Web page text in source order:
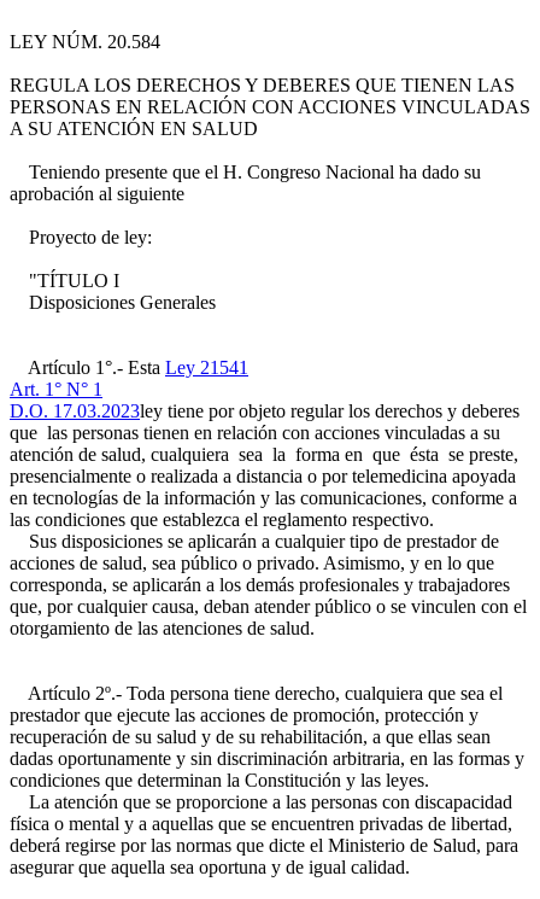
LEY NÚM. 20.584
REGULA LOS DERECHOS Y DEBERES QUE TIENEN LAS
PERSONAS EN RELACIÓN CON ACCIONES VINCULADAS
A SU ATENCIÓN EN SALUD
Teniendo presente que el H. Congreso Nacional ha dado su
aprobación al siguiente
Proyecto de ley:
"TÍTULO I
Disposiciones Generales
Artículo 1°.- Esta Ley 21541
Art. 1° N° 1
D.O. 17.03.2023ley tiene por objeto regular los derechos y deberes
que las personas tienen en relación con acciones vinculadas a su
atención de salud, cualquiera sea la forma en que ésta se preste,
presencialmente o realizada a distancia o por telemedicina apoyada
en tecnologías de la información y las comunicaciones, conforme a
las condiciones que establezca el reglamento respectivo.
Sus disposiciones se aplicarán a cualquier tipo de prestador de
acciones de salud, sea público o privado. Asimismo, y en lo que
corresponda, se aplicarán a los demás profesionales y trabajadores
que, por cualquier causa, deban atender público o se vinculen con el
otorgamiento de las atenciones de salud.
Artículo 2º.- Toda persona tiene derecho, cualquiera que sea el
prestador que ejecute las acciones de promoción, protección y
recuperación de su salud y de su rehabilitación, a que ellas sean
dadas oportunamente y sin discriminación arbitraria, en las formas y
condiciones que determinan la Constitución y las leyes.
La atención que se proporcione a las personas con discapacidad
física o mental y a aquellas que se encuentren privadas de libertad,
deberá regirse por las normas que dicte el Ministerio de Salud, para
asegurar que aquella sea oportuna y de igual calidad.